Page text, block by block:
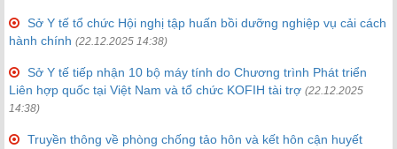
Sở Y tế tổ chức Hội nghị tập huấn bồi dưỡng nghiệp vụ cải cách
hành chính (22.12.2025 14:38)
Sở Y tế tiếp nhận 10 bộ máy tính do Chương trình Phát triển
Liên hợp quốc tại Việt Nam và tổ chức KOFIH tài trợ (22.12.2025
14:38)
Truyền thông về phòng chống tảo hôn và kết hôn cận huyết